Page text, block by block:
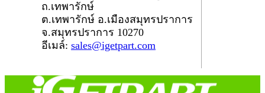
ถ.เทพารักษ์
ต.เทพารักษ์ อ.เมืองสมุทรปราการ
จ.สมุทรปราการ 10270
อีเมล์: sales@igetpart.com